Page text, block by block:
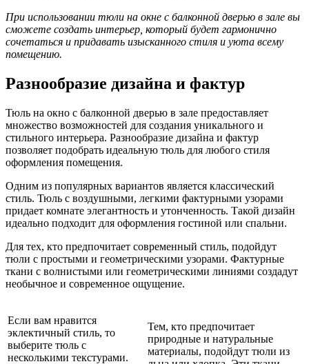
При использовании тюли на окне с балконной дверью в зале вы
сможете создать интерьер, который будет гармонично
сочетаться и придавать изысканного стиля и уюта всему
помещению.
Разнообразие дизайна и фактур
Тюль на окно с балконной дверью в зале предоставляет
множество возможностей для создания уникального и
стильного интерьера. Разнообразие дизайна и фактур
позволяет подобрать идеальную тюль для любого стиля
оформления помещения.
Одним из популярных вариантов является классический
стиль. Тюль с воздушными, легкими фактурными узорами
придает комнате элегантность и утонченность. Такой дизайн
идеально подходит для оформления гостиной или спальни.
Для тех, кто предпочитает современный стиль, подойдут
тюли с простыми и геометрическими узорами. Фактурные
ткани с волнистыми или геометрическими линиями создадут
необычное и современное ощущение.
Если вам нравится
эклектичный стиль, то
выберите тюль с
несколькими текстурами.
Тем, кто предпочитает
природные и натуральные
материалы, подойдут тюли из